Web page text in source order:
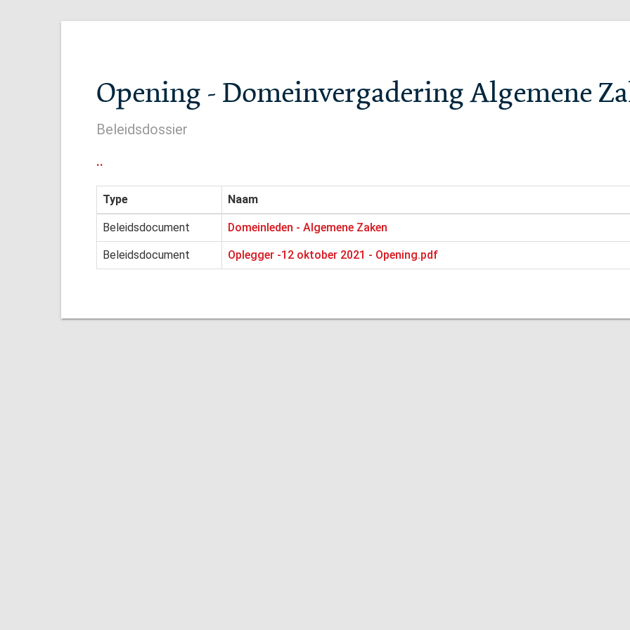
Opening - Domeinvergadering Algemene
Beleidsdossier
..
Type Naam
Beleidsdocument Domeinleden - Algemene Zaken
Beleidsdocument Oplegger -12 oktober 2021 - Opening.pdf